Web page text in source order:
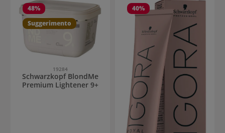
48%
Suggerimento
19284
Schwarzkopf BlondMe
Premium Lightener 9+
40%